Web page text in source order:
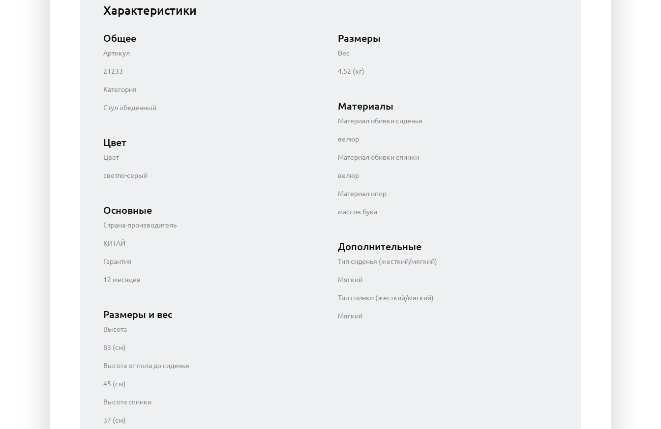
Характеристики
Общее
Артикул
21233
Категория
Стул обеденный
Цвет
Цвет
светло-серый
Основные
Страна-производитель
КИТАЙ
Гарантия
12 месяцев
Размеры и вес
Высота
83 (см)
Высота от пола до сиденья
45 (см)
Высота спинки
37 (см)
Размеры
Вес
4.52 (кг)
Материалы
Материал обивки сиденья
велюр
Материал обивки спинки
велюр
Материал опор
массив бука
Дополнительные
Тип сиденья (жесткий/мягкий)
Мягкий
Тип спинки (жесткий/мягкий)
Мягкий